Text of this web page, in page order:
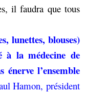
il faudra que tous
lunettes, blouses)
à la médecine de
l’ensemble
Hamon, président